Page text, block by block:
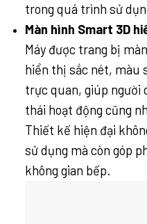
trong quá trình sử
Màn hình Smart 3D
Máy được trang bị
hiển thị sắc nét, màu
trực quan, giúp người
thái hoạt động cũng
Thiết kế hiện đại
sử dụng mà còn góp
không gian bếp.